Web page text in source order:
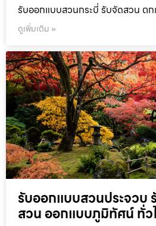
รับออกแบบสวนกระบี่ รับจัดสวน ต
ดูเพิ่มเติม »
รับออกแบบสวนประจวบ
สวน ออกแบบภูมิทัศน์ ทั่ว